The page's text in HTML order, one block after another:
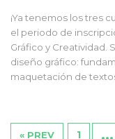
¡Ya tenemos los tres
el periodo de
Gráfico y Creatividad.
diseño gráfico:
maquetación de
« PREV 1 …